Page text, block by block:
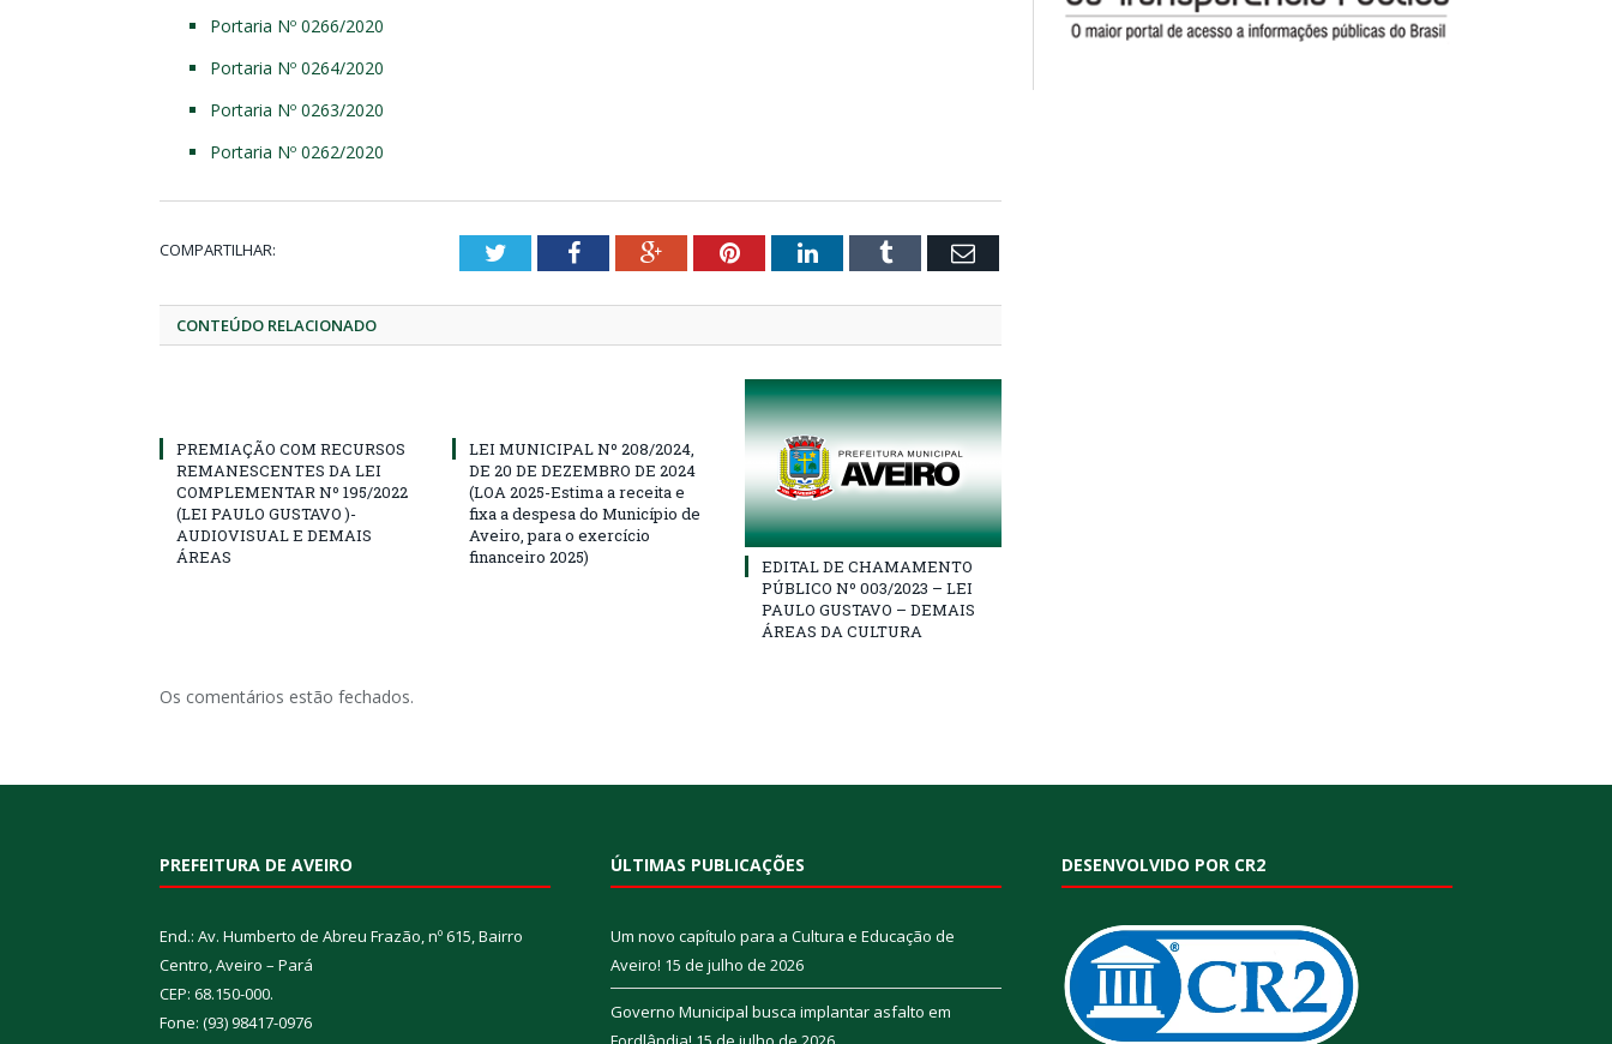
Portaria Nº 0266/2020
Portaria Nº 0264/2020
Portaria Nº 0263/2020
Portaria Nº 0262/2020
COMPARTILHAR: TwitterFacebookGoogle+PinterestLinkedInTumblr Email
CONTEÚDO RELACIONADO
PREMIAÇÃO COM RECURSOS
REMANESCENTES DA LEI
COMPLEMENTAR Nº 195/2022
(LEI PAULO GUSTAVO )-
AUDIOVISUAL E DEMAIS
ÁREAS
LEI MUNICIPAL Nº 208/2024,
DE 20 DE DEZEMBRO DE 2024
(LOA 2025-Estima a receita e
fixa a despesa do Município de
Aveiro, para o exercício
financeiro 2025)
EDITAL DE CHAMAMENTO
PÚBLICO Nº 003/2023 – LEI
PAULO GUSTAVO – DEMAIS
ÁREAS DA CULTURA
Os comentários estão fechados.
PREFEITURA DE AVEIRO
End.: Av. Humberto de Abreu Frazão, nº 615, Bairro
Centro, Aveiro – Pará
CEP: 68.150-000.
Fone: (93) 98417-0976
ÚLTIMAS PUBLICAÇÕES
Um novo capítulo para a Cultura e Educação de
Aveiro! 15 de julho de 2026
Governo Municipal busca implantar asfalto em
DESENVOLVIDO POR CR2